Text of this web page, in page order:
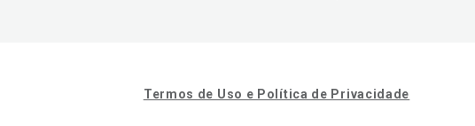
Termos de Uso e Política de Privacidade